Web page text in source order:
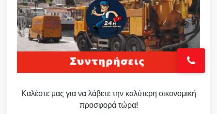
Καλέστε μας για να λάβετε την καλύτερη οικονομική
προσφορά τώρα!